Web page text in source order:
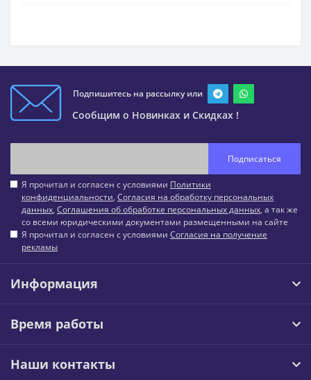
Подпишитесь на рассылку или
Сообщим о Новинках и Скидках !
Подписаться
Я прочитал и согласен с условиями Политики
конфиденциальности, Согласия на обработку персональных
данных, Соглашения об обработке персональных данных, а так же
со всеми юридическими документами размещенными на сайте
Я прочитал и согласен с условиями Согласия на получение
рекламы
Информация
Время работы
Наши контакты